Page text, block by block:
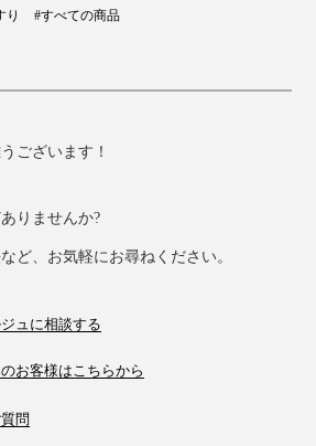
体温もため込んでくれるので、おだ
で続きます。
り #すべての商品
ございます！
りませんか?
ど、お気軽にお尋ねください。
ュに相談する
お客様はこちらから
問